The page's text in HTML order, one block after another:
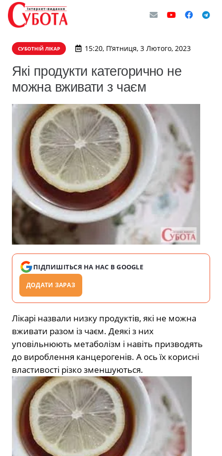
СУБОТНІЙ ЛІКАР 15:20, П’ятниця, 3 Лютого, 2023
Які продукти категорично не
можна вживати з чаєм
ПІДПИШІТЬСЯ НА НАС В GOOGLE
ДОДАТИ ЗАРАЗ
Лікарі назвали низку продуктів, які не можна
вживати разом із чаєм. Деякі з них
уповільнюють метаболізм і навіть призводять
до вироблення канцерогенів. А ось їх корисні
властивості різко зменшуються.